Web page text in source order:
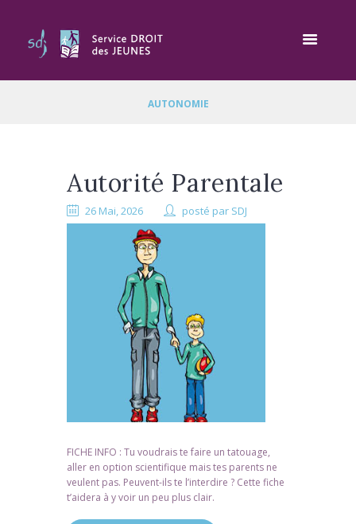
AUTONOMIE
Autorité Parentale
26 Mai, 2026 posté par SDJ
FICHE INFO : Tu voudrais te faire un tatouage,
aller en option scientifique mais tes parents ne
veulent pas. Peuvent-ils te l’interdire ? Cette fiche
t’aidera à y voir un peu plus clair.